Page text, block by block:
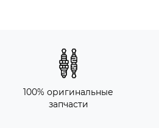
100% оригинальные
запчасти